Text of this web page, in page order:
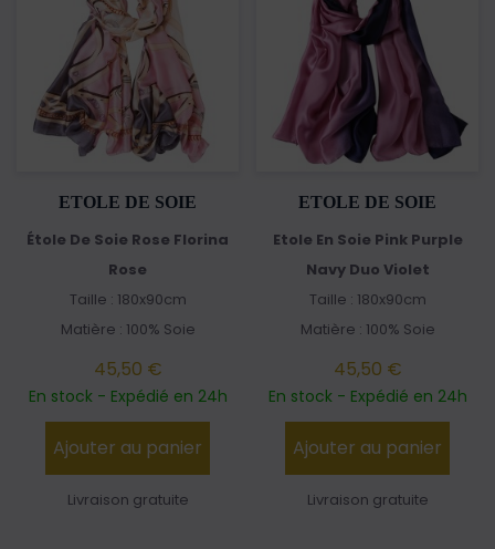
ETOLE DE SOIE
Étole De Soie Rose Florina
Rose
Taille : 180x90cm
Matière : 100% Soie
45,50 €
En stock - Expédié en 24h
Ajouter au panier
Livraison gratuite
ETOLE DE SOIE
Etole En Soie Pink Purple
Navy Duo Violet
Taille : 180x90cm
Matière : 100% Soie
45,50 €
En stock - Expédié en 24h
Ajouter au panier
Livraison gratuite